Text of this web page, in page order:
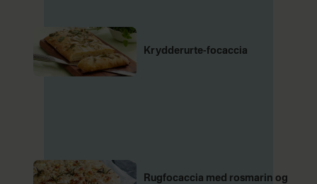
Krydderurte-focaccia
Rugfocaccia med rosmarin og